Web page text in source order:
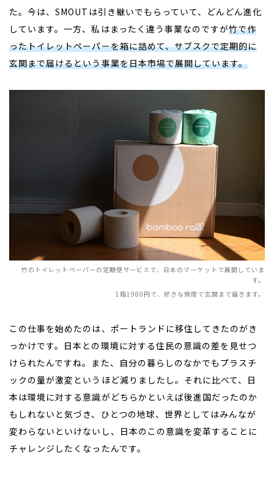
た。今は、SMOUTは引き継いでもらっていて、どんどん進化
しています。一方、私はまったく違う事業なのですが竹で作
ったトイレットペーパーを箱に詰めて、サブスクで定期的に
玄関まで届けるという事業を日本市場で展開しています。
竹のトイレットペーパーの定期便サービスで、日本のマーケットで展開していま
す。
1箱1980円で、好きな頻度で玄関まで届きます。
この仕事を始めたのは、ポートランドに移住してきたのがき
っかけです。日本との環境に対する住民の意識の差を見せつ
けられたんですね。また、自分の暮らしのなかでもプラスチ
ックの量が激変というほど減りましたし。それに比べて、日
本は環境に対する意識がどちらかといえば後進国だったのか
もしれないと気づき、ひとつの地球、世界としてはみんなが
変わらないといけないし、日本のこの意識を変革することに
チャレンジしたくなったんです。